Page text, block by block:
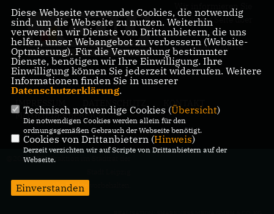
Wir informieren Sie
auf dieser Seite über
unsere Arbeit im
Leipziger Stadtrat.
IMPRESSUM
KONTAKT
MITGLIEDERBEREICH
@2026 CDU-Fraktion im Stadtrat der
Alle Rechte vorbehalten.
Diese Webseite verwendet Cookies, die notwendig
sind, um die Webseite zu nutzen. Weiterhin
verwenden wir Dienste von Drittanbietern, die uns
helfen, unser Webangebot zu verbessern (Website-
Optmierung). Für die Verwendung bestimmter
Dienste, benötigen wir Ihre Einwilligung. Ihre
Einwilligung können Sie jederzeit widerrufen. Weitere
Informationen finden Sie in unserer
Datenschutzerklärung.
Technisch notwendige Cookies (Übersicht)
Die notwendigen Cookies werden allein für den
ordnungsgemäßen Gebrauch der Webseite benötigt.
Cookies von Drittanbietern (Hinweis)
Derzeit verzichten wir auf Scripte von Drittanbietern auf der
Webseite.
Einverstanden